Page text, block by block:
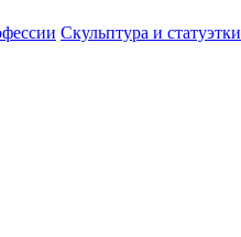
Скульптура и статуэтки